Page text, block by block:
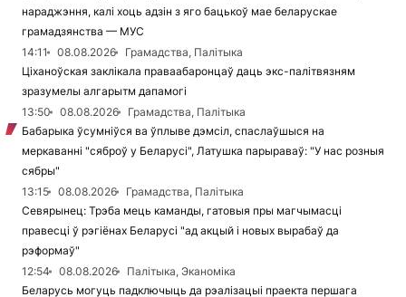
нараджэння, калі хоць адзін з яго бацькоў мае беларускае
грамадзянства — МУС
14:11
08.08.2026
Грамадства, Палітыка
Ціханоўская заклікала праваабаронцаў даць экс-палітвязням
зразумелы алгарытм дапамогі
13:50
08.08.2026
Грамадства, Палітыка
Бабарыка ўсумніўся ва ўплыве дэмсіл, спаслаўшыся на
меркаванні "сяброў у Беларусі", Латушка парыраваў: "У нас розныя
сябры"
13:15
08.08.2026
Грамадства, Палітыка
Севярынец: Трэба мець каманды, гатовыя пры магчымасці
правесці ў рэгіёнах Беларусі "ад акцый і новых вырабаў да
рэформаў"
12:54
08.08.2026
Палітыка, Эканоміка
Беларусь могуць падключыць да рэалізацыі праекта першага